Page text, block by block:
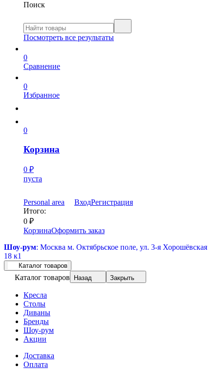
Поиск
Посмотреть все результаты
0
Сравнение
0
Избранное
0
Корзина
0 ₽
пуста
Personal area ВходРегистрация
Итого:
0 ₽
КорзинаОформить заказ
Шоу-рум: Москва м. Октябрьское поле, ул. 3-я Хорошёвская
18 к1
Каталог товаров
Каталог товаров Назад Закрыть
Кресла
Столы
Диваны
Бренды
Шоу-рум
Акции
Доставка
Оплата